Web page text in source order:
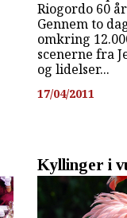
Riogordo 60
Gennem to
omkring
scenerne fra
og lidelser...
17/04/2011
Kyllinger i